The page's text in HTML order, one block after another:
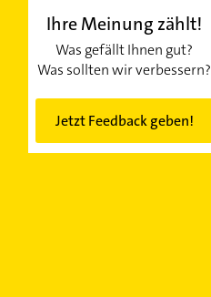
Ihre Meinung zählt!
Was gefällt Ihnen gut?
Was sollten wir verbessern?
Jetzt Feedback geben!